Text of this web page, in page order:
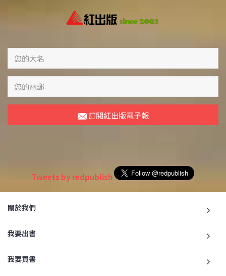
訂閱紅出版電子報
Tweets by redpublish
關於我們
我要出書
我要買書